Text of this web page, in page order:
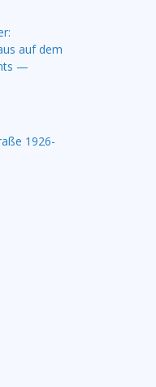
auf dem
—
1926-